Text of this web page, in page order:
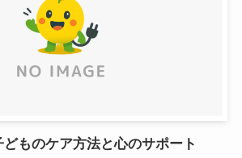
ものケア方法と心のサポート